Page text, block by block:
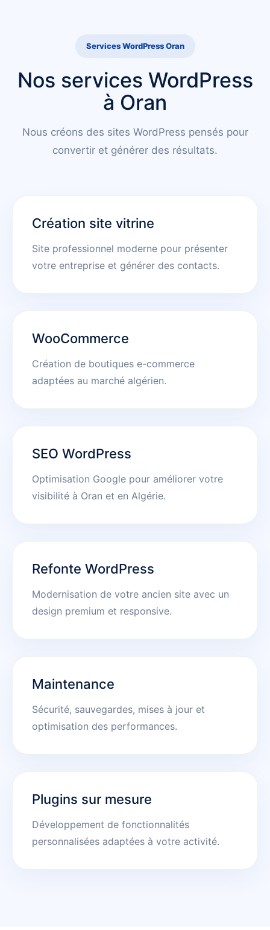
Services WordPress Oran
Nos services WordPress
à Oran
Nous créons des sites WordPress pensés pour
convertir et générer des résultats.
Création site vitrine
Site professionnel moderne pour présenter
votre entreprise et générer des contacts.
WooCommerce
Création de boutiques e-commerce
adaptées au marché algérien.
SEO WordPress
Optimisation Google pour améliorer votre
visibilité à Oran et en Algérie.
Refonte WordPress
Modernisation de votre ancien site avec un
design premium et responsive.
Maintenance
Sécurité, sauvegardes, mises à jour et
optimisation des performances.
Plugins sur mesure
Développement de fonctionnalités
personnalisées adaptées à votre activité.